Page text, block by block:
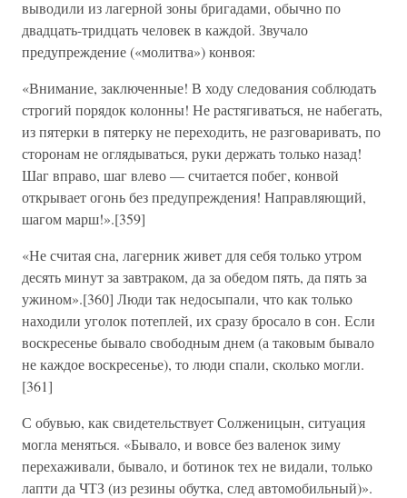
выводили из лагерной зоны бригадами, обычно по
двадцать-тридцать человек в каждой. Звучало
предупреждение («молитва») конвоя:
«Внимание, заключенные! В ходу следования соблюдать
строгий порядок колонны! Не растягиваться, не набегать,
из пятерки в пятерку не переходить, не разговаривать, по
сторонам не оглядываться, руки держать только назад!
Шаг вправо, шаг влево — считается побег, конвой
открывает огонь без предупреждения! Направляющий,
шагом марш!».[359]
«Не считая сна, лагерник живет для себя только утром
десять минут за завтраком, да за обедом пять, да пять за
ужином».[360] Люди так недосыпали, что как только
находили уголок потеплей, их сразу бросало в сон. Если
воскресенье бывало свободным днем (а таковым бывало
не каждое воскресенье), то люди спали, сколько могли.
[361]
С обувью, как свидетельствует Солженицын, ситуация
могла меняться. «Бывало, и вовсе без валенок зиму
перехаживали, бывало, и ботинок тех не видали, только
лапти да ЧТЗ (из резины обутка, след автомобильный)».